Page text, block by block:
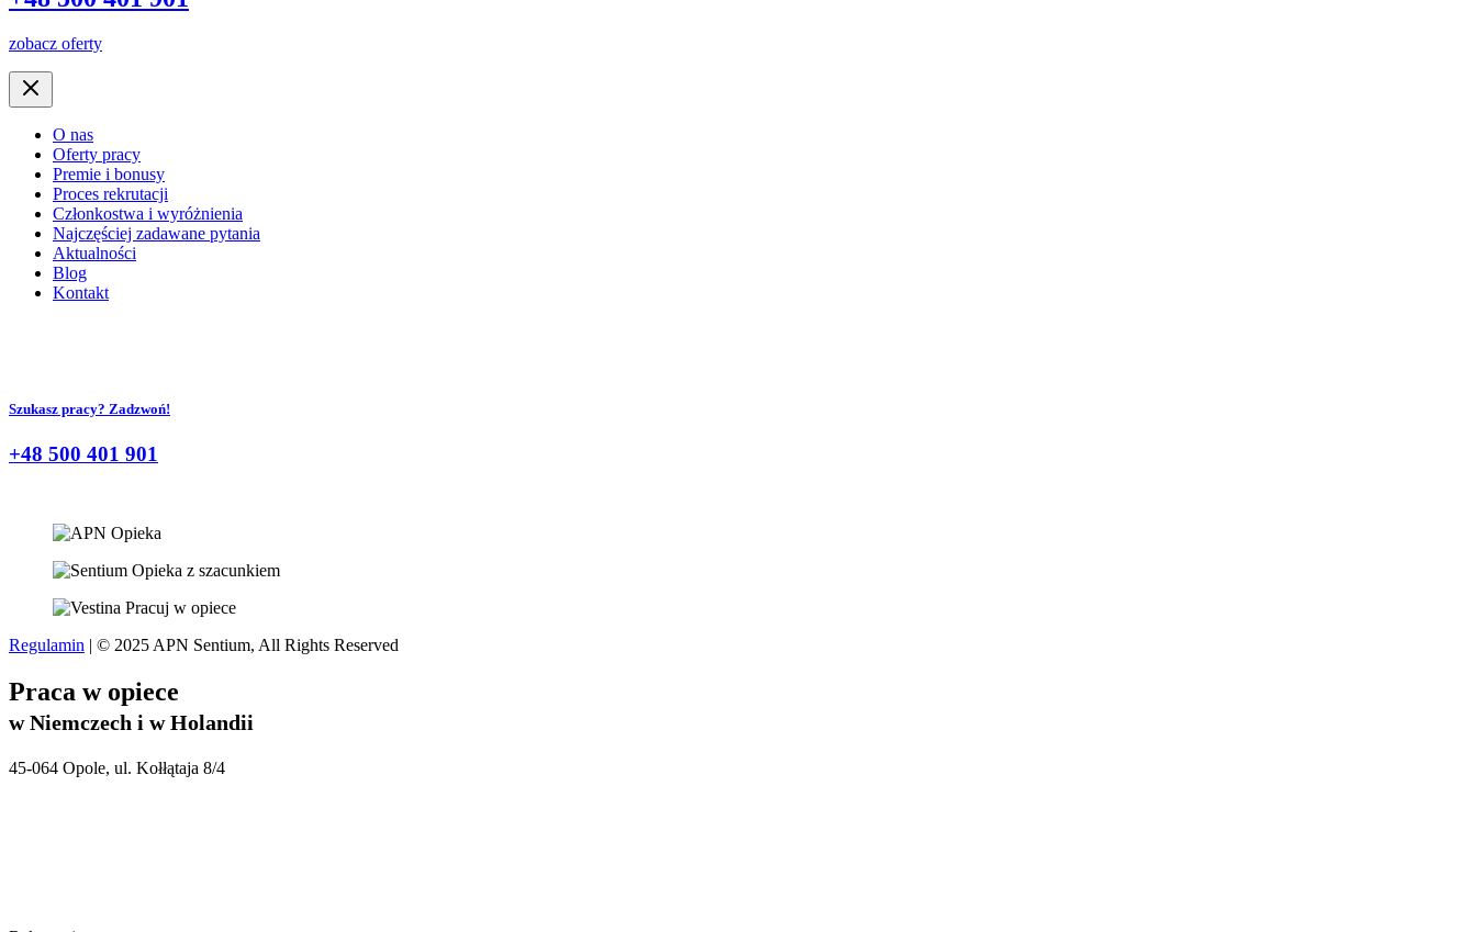
zobacz oferty
O nas
Oferty pracy
Premie i bonusy
Proces rekrutacji
Członkostwa i wyróżnienia
Najczęściej zadawane pytania
Aktualności
Blog
Kontakt
Szukasz pracy? Zadzwoń!
+48 500 401 901
Regulamin | © 2025 APN Sentium, All Rights Reserved
Praca w opiece
w Niemczech i w Holandii
45-064 Opole, ul. Kołłątaja 8/4